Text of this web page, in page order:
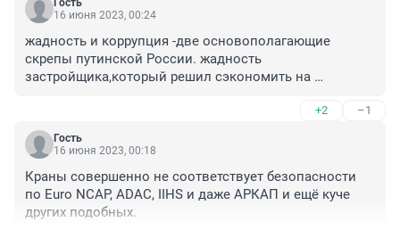
Гость
16 июня 2023, 00:24
жадность и коррупция -две основополагающие
скрепы путинской России. жадность
застройщика,который решил сэкономить на
госстройнадзоре, которые обязаны добросовестно
проводить техобследование крана .
+2 –1
Гость
16 июня 2023, 00:18
Краны совершенно не соответствует безопасности
по Euro NCAP, ADAC, IIHS и даже АРКАП и ещё куче
других подобных.